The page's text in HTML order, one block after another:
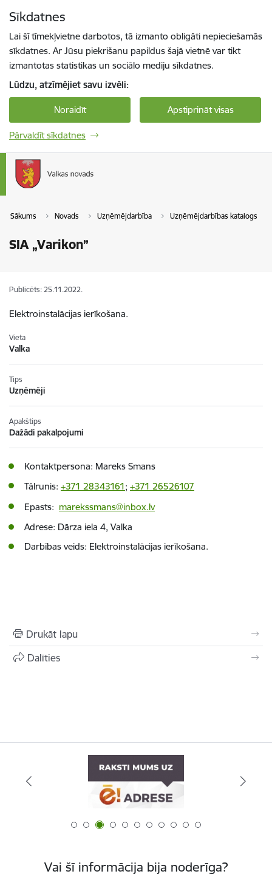
Sīkdatnes
Lai šī tīmekļvietne darbotos, tā izmanto obligāti nepieciešamās
sīkdatnes. Ar Jūsu piekrišanu papildus šajā vietnē var tikt
izmantotas statistikas un sociālo mediju sīkdatnes.
Lūdzu, atzīmējiet savu izvēli:
Noraidīt Apstiprināt visas
Pārvaldīt sīkdatnes
Sākums Novads Uzņēmējdarbība Uzņēmējdarbības katalogs
SIA „Varikon”
Publicēts: 25.11.2022.
Elektroinstalācijas ierīkošana.
Vieta
Valka
Tips
Uzņēmēji
Apakštips
Dažādi pakalpojumi
Kontaktpersona: Mareks Smans
Tālrunis: +371 28343161; +371 26526107
Epasts: marekssmans@inbox.lv
Adrese: Dārza iela 4, Valka
Darbības veids: Elektroinstalācijas ierīkošana.
Drukāt lapu
Dalīties
Vai šī informācija bija noderīga?